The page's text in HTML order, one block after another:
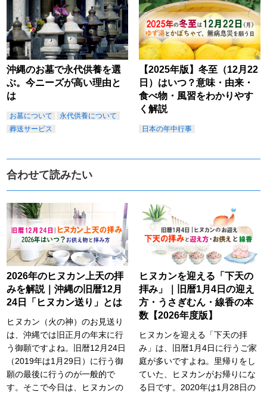
沖縄のお墓で永代供養を選
ぶ。今ニーズが高い理由と
は
お墓について
永代供養について
葬送サービス
【2025年版】冬至（12月22
日）はいつ？意味・由来・
食べ物・風習をわかりやす
く解説
日本の年中行事
合わせて読みたい
2026年のヒヌカン上天の拝
みを解説｜沖縄の旧暦12月
24日「ヒヌカン送り」とは
ヒヌカン（火の神）のお見送り
は、沖縄では旧正月の年末に行
う御願ですよね。旧暦12月24日
（2019年は1月29日）に行う御
願の最後に行うのが一般的で
す。そこで今日は、ヒヌカンの
ヒヌカンを迎える「下天の
拝み」｜旧暦1月4日の迎え
方・うさぎむん・線香の本
数【2026年度版】
ヒヌカンを迎える「下天の拝
み」は、旧暦1月4日に行うご家
庭が多いですよね。里帰りをし
ていた、ヒヌカンがお帰りにな
る日です。2020年は1月28日の